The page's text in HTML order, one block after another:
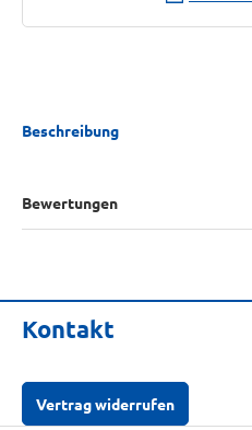
Beschreibung
Bewertungen
Kontakt
Vertrag widerrufen